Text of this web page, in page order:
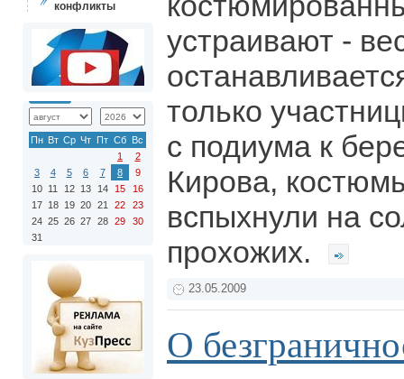
конфликты
Пн Вт Ср Чт Пт Сб Вс
1
2
3
4 5 6 7 8
9
10 11 12 13 14 15
16
17 18 19 20 21 22
23
24 25 26 27 28 29
30
31
устраивают -
только
с подиума к
Кирова,
вспыхнули на
прохожих.
23.05.2009
О